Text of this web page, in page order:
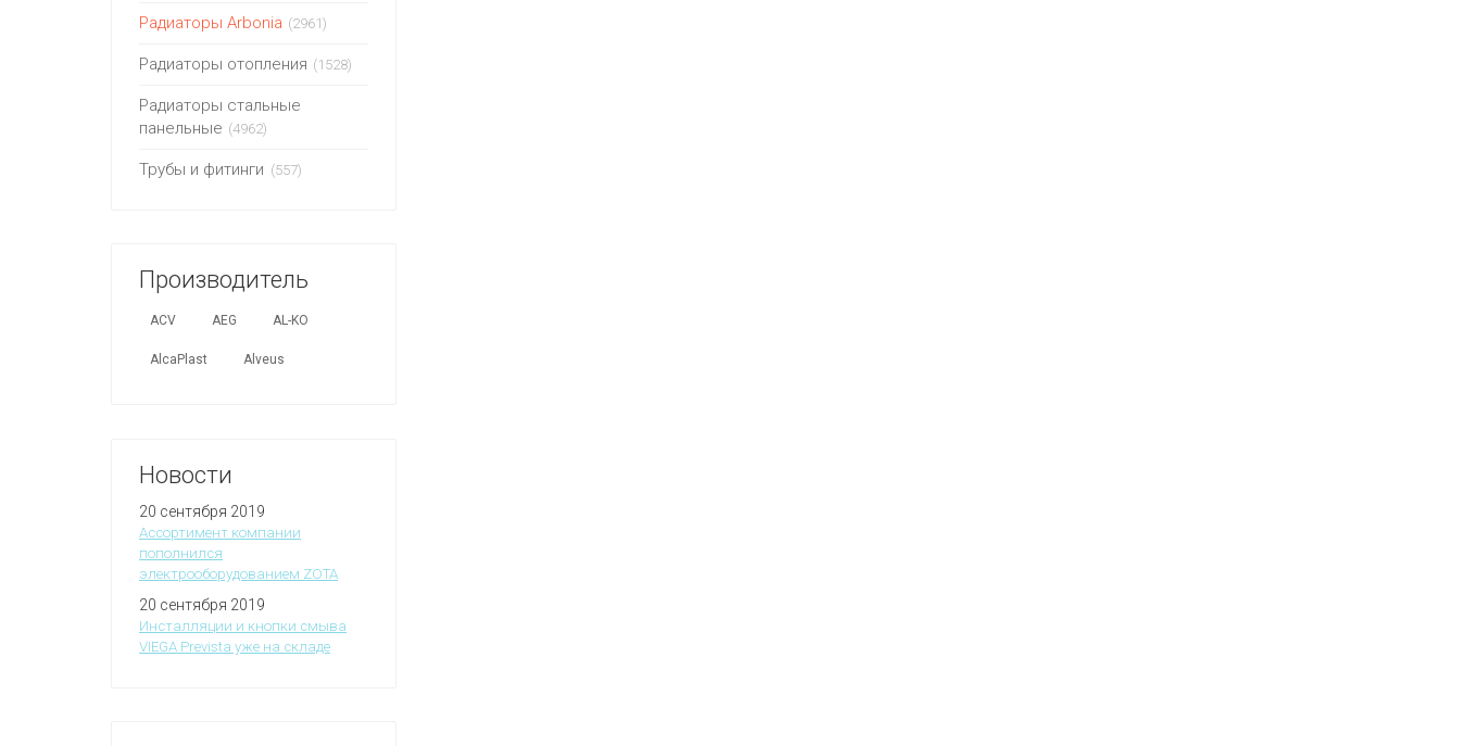
Радиаторы Arbonia (2961)
Радиаторы отопления (1528)
Радиаторы стальные
панельные (4962)
Трубы и фитинги (557)
Производитель
ACV AEG AL-KO
AlcaPlast Alveus
Новости
20 сентября 2019
Ассортимент компании
пополнился
электрооборудованием ZOTA
20 сентября 2019
Инсталляции и кнопки смыва
VIEGA Prevista уже на складе